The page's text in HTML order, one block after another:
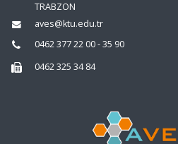
TRABZON
aves@ktu.edu.tr
0462 377 22 00 - 35 90
0462 325 34 84